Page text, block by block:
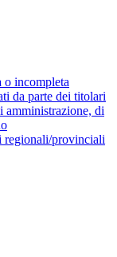
o incompleta
da parte dei titolari
di
regionali/provinciali